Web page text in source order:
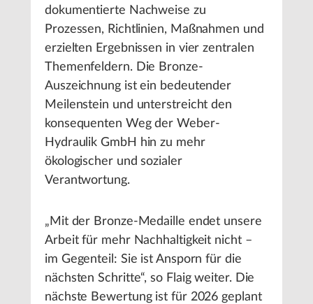
dokumentierte Nachweise zu
Prozessen, Richtlinien, Maßnahmen und
erzielten Ergebnissen in vier zentralen
Themenfeldern. Die Bronze-
Auszeichnung ist ein bedeutender
Meilenstein und unterstreicht den
konsequenten Weg der Weber-
Hydraulik GmbH hin zu mehr
ökologischer und sozialer
Verantwortung.
„Mit der Bronze-Medaille endet unsere
Arbeit für mehr Nachhaltigkeit nicht –
im Gegenteil: Sie ist Ansporn für die
nächsten Schritte“, so Flaig weiter. Die
nächste Bewertung ist für 2026 geplant